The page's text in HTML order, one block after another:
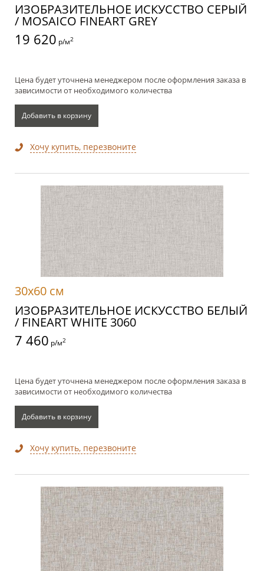
ИЗОБРАЗИТЕЛЬНОЕ ИСКУССТВО СЕРЫЙ
/ MOSAICO FINEART GREY
19 620 р/м2
Цена будет уточнена менеджером после оформления заказа в
зависимости от необходимого количества
Добавить в корзину
Хочу купить, перезвоните
30x60 см
ИЗОБРАЗИТЕЛЬНОЕ ИСКУССТВО БЕЛЫЙ
/ FINEART WHITE 3060
7 460 р/м2
Цена будет уточнена менеджером после оформления заказа в
зависимости от необходимого количества
Добавить в корзину
Хочу купить, перезвоните